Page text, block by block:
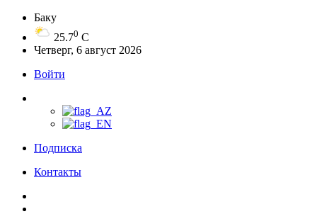
Баку
25.70 C
Четверг, 6 август 2026
Войти
Подписка
Контакты